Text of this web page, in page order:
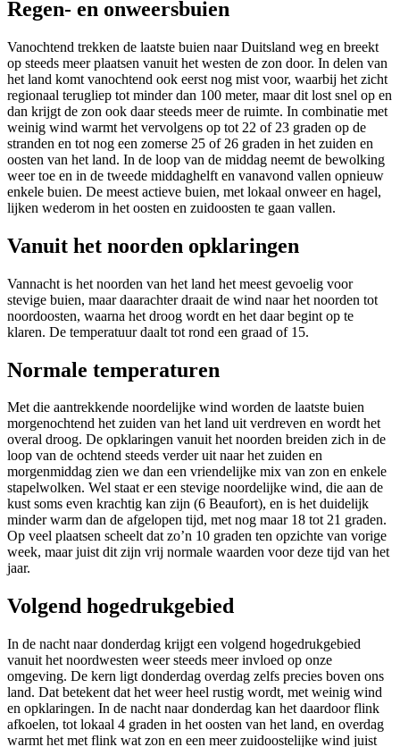
Regen- en onweersbuien
Vanochtend trekken de laatste buien naar Duitsland weg en breekt
op steeds meer plaatsen vanuit het westen de zon door. In delen van
het land komt vanochtend ook eerst nog mist voor, waarbij het zicht
regionaal terugliep tot minder dan 100 meter, maar dit lost snel op en
dan krijgt de zon ook daar steeds meer de ruimte. In combinatie met
weinig wind warmt het vervolgens op tot 22 of 23 graden op de
stranden en tot nog een zomerse 25 of 26 graden in het zuiden en
oosten van het land. In de loop van de middag neemt de bewolking
weer toe en in de tweede middaghelft en vanavond vallen opnieuw
enkele buien. De meest actieve buien, met lokaal onweer en hagel,
lijken wederom in het oosten en zuidoosten te gaan vallen.
Vanuit het noorden opklaringen
Vannacht is het noorden van het land het meest gevoelig voor
stevige buien, maar daarachter draait de wind naar het noorden tot
noordoosten, waarna het droog wordt en het daar begint op te
klaren. De temperatuur daalt tot rond een graad of 15.
Normale temperaturen
Met die aantrekkende noordelijke wind worden de laatste buien
morgenochtend het zuiden van het land uit verdreven en wordt het
overal droog. De opklaringen vanuit het noorden breiden zich in de
loop van de ochtend steeds verder uit naar het zuiden en
morgenmiddag zien we dan een vriendelijke mix van zon en enkele
stapelwolken. Wel staat er een stevige noordelijke wind, die aan de
kust soms even krachtig kan zijn (6 Beaufort), en is het duidelijk
minder warm dan de afgelopen tijd, met nog maar 18 tot 21 graden.
Op veel plaatsen scheelt dat zo’n 10 graden ten opzichte van vorige
week, maar juist dit zijn vrij normale waarden voor deze tijd van het
jaar.
Volgend hogedrukgebied
In de nacht naar donderdag krijgt een volgend hogedrukgebied
vanuit het noordwesten weer steeds meer invloed op onze
omgeving. De kern ligt donderdag overdag zelfs precies boven ons
land. Dat betekent dat het weer heel rustig wordt, met weinig wind
en opklaringen. In de nacht naar donderdag kan het daardoor flink
afkoelen, tot lokaal 4 graden in het oosten van het land, en overdag
warmt het met flink wat zon en een meer zuidoostelijke wind juist